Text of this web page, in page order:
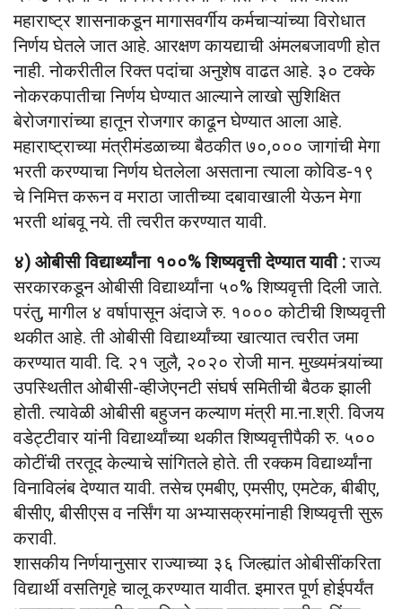
महाराष्ट्र शासनाकडून मागासवर्गीय कर्मचाऱ्यांच्या विरोधात
निर्णय घेतले जात आहे. आरक्षण कायद्याची अंमलबजावणी होत
नाही. नोकरीतील रिक्त पदांचा अनुशेष वाढत आहे. ३० टक्के
नोकरकपातीचा निर्णय घेण्यात आल्याने लाखो सुशिक्षित
बेरोजगारांच्या हातून रोजगार काढून घेण्यात आला आहे.
महाराष्ट्राच्या मंत्रीमंडळाच्या बैठकीत ७०,००० जागांची मेगा
भरती करण्याचा निर्णय घेतलेला असताना त्याला कोविड-१९
चे निमित्त करून व मराठा जातीच्या दबावाखाली येऊन मेगा
भरती थांबवू नये. ती त्वरीत करण्यात यावी.
४) ओबीसी विद्यार्थ्यांना १००% शिष्यवृत्ती देण्यात यावी :राज्य
सरकारकडून ओबीसी विद्यार्थ्यांना ५०% शिष्यवृत्ती दिली जाते.
परंतु, मागील ४ वर्षापासून अंदाजे रु. १००० कोटीची शिष्यवृत्ती
थकीत आहे. ती ओबीसी विद्यार्थ्यांच्या खात्यात त्वरीत जमा
करण्यात यावी. दि. २१ जुलै, २०२० रोजी मान. मुख्यमंत्र्यांच्या
उपस्थितीत ओबीसी-व्हीजेएनटी संघर्ष समितीची बैठक झाली
होती. त्यावेळी ओबीसी बहुजन कल्याण मंत्री मा.ना.श्री. विजय
वडेट्टीवार यांनी विद्यार्थ्यांच्या थकीत शिष्यवृत्तीपैकी रु. ५००
कोटींची तरतूद केल्याचे सांगितले होते. ती रक्कम विद्यार्थ्यांना
विनाविलंब देण्यात यावी. तसेच एमबीए, एमसीए, एमटेक, बीबीए,
बीसीए, बीसीएस व नर्सिंग या अभ्यासक्रमांनाही शिष्यवृत्ती सुरू
करावी.
शासकीय निर्णयानुसार राज्याच्या ३६ जिल्ह्यांत ओबीसींकरिता
विद्यार्थी वसतिगृहे चालू करण्यात यावीत. इमारत पूर्ण होईपर्यंत